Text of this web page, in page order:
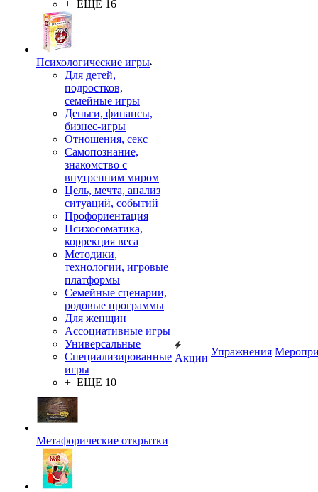
+ ЕЩЕ 16
Психологические игры
Для детей,
подростков,
семейные игры
Деньги, финансы,
бизнес-игры
Отношения, секс
Самопознание,
знакомство с
внутренним миром
Цель, мечта, анализ
ситуаций, событий
Профориентация
Психосоматика,
коррекция веса
Методики,
технологии, игровые
платформы
Семейные сценарии,
родовые программы
Для женщин
Ассоциативные игры
Универсальные
Специализированные
игры
+ ЕЩЕ 10
Метафорические открытки
Акции
Упражнения